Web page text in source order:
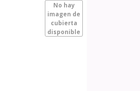
No hay
imagen de
cubierta
disponible